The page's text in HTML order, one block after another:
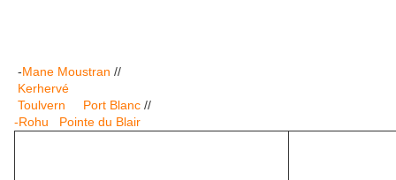
-Mane Moustran //
Kerhervé
Toulvern
Port Blanc //
-Rohu
Pointe du Blair